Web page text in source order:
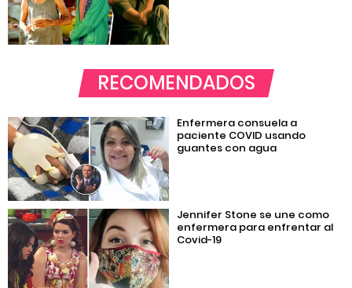
RECOMENDADOS
Enfermera consuela a
paciente COVID usando
guantes con agua
Jennifer Stone se une como
enfermera para enfrentar al
Covid-19